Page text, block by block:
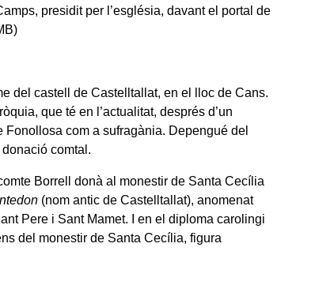
presidit per l’església, davant el portal de
del castell de Castelltallat, en el lloc de Cans.
que té en l’actualitat, després d’un
com a sufragània. Depengué del
comtal.
Borrell donà al monestir de Santa Cecília
(nom antic de Castelltallat), anomenat
Pere i Sant Mamet. I en el diploma carolingi
del monestir de Santa Cecília, figura